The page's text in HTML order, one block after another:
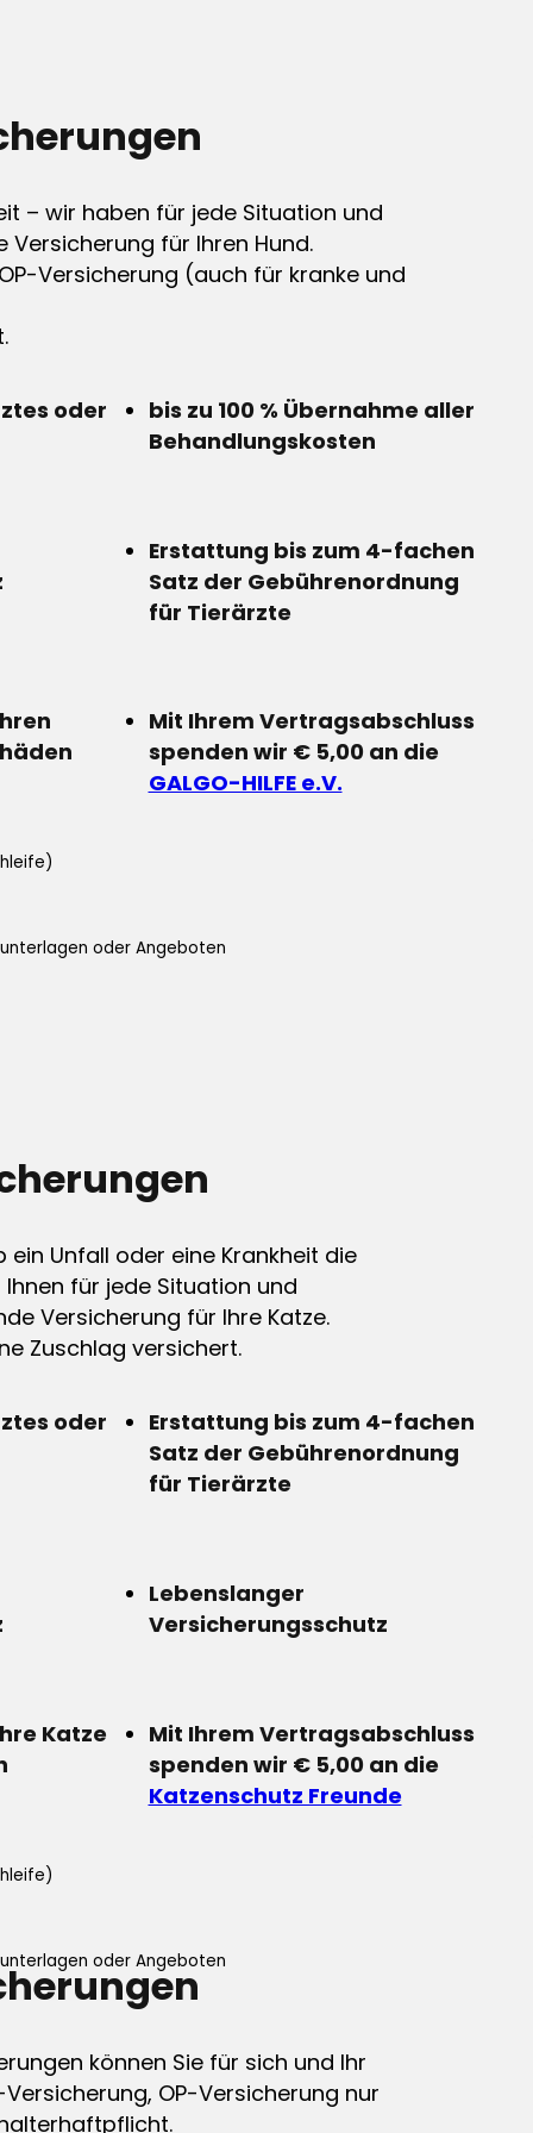
– wir haben für jede Situation und
Versicherung für Ihren Hund.
Versicherung (auch für kranke und
oder
bis zu 100 % Übernahme aller
Behandlungskosten
Erstattung bis zum 4-fachen
Satz der Gebührenordnung
für Tierärzte
Mit Ihrem Vertragsabschluss
spenden wir € 5,00 an die
GALGO-HILFE e.V.
oder Angeboten
Unfall oder eine Krankheit die
für jede Situation und
Versicherung für Ihre Katze.
Zuschlag versichert.
oder
Erstattung bis zum 4-fachen
Satz der Gebührenordnung
für Tierärzte
Lebenslanger
Versicherungsschutz
Katze
Mit Ihrem Vertragsabschluss
spenden wir € 5,00 an die
Katzenschutz Freunde
oder Angeboten
können Sie für sich und Ihr
OP-Versicherung nur